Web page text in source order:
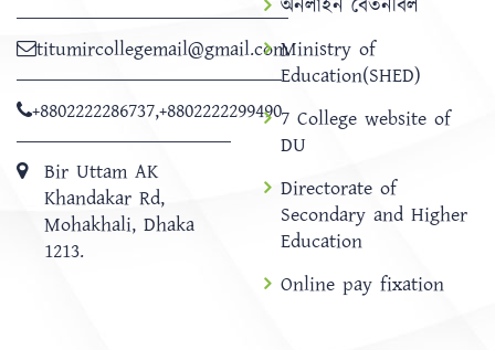
titumircollegemail@gmail.com
+8802222286737,+8802222299490
Bir Uttam AK
Khandakar Rd,
Mohakhali, Dhaka
1213.
অনলাইন বেতনবিল
Ministry of
Education(SHED)
7 College website of
DU
Directorate of
Secondary and Higher
Education
Online pay fixation